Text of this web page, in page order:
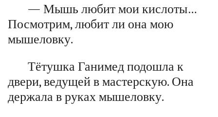
— Мышь любит мои кислоты…
Посмотрим, любит ли она мою
мышеловку.
Тётушка Ганимед подошла к
двери, ведущей в мастерскую. Она
держала в руках мышеловку.